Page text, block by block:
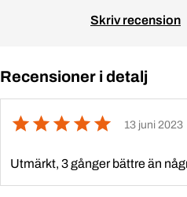
Skriv recension
Recensioner i detalj
13 juni 2023
Utmärkt, 3 gånger bättre än